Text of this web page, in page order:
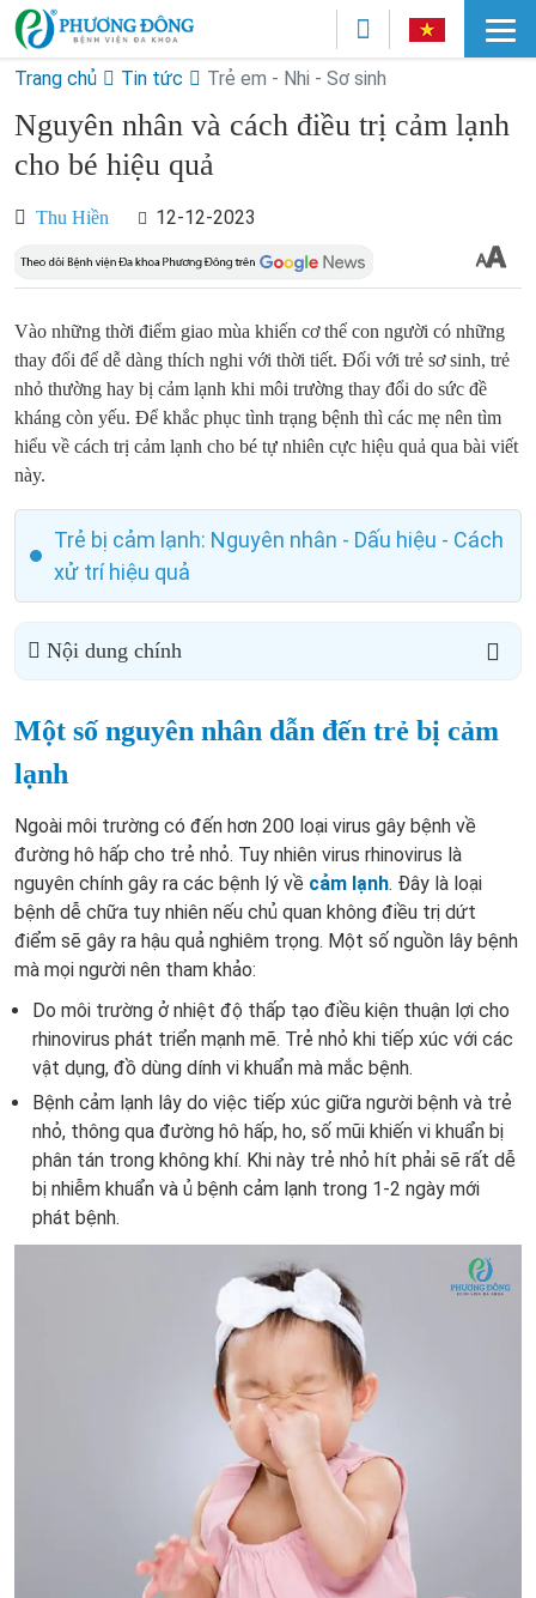
Trang chủ Tin tức Trẻ em - Nhi - Sơ sinh
Nguyên nhân và cách điều trị cảm lạnh
cho bé hiệu quả
Thu Hiền 12-12-2023
Vào những thời điểm giao mùa khiến cơ thể con người có những
thay đổi để dễ dàng thích nghi với thời tiết. Đối với trẻ sơ sinh, trẻ
nhỏ thường hay bị cảm lạnh khi môi trường thay đổi do sức đề
kháng còn yếu. Để khắc phục tình trạng bệnh thì các mẹ nên tìm
hiểu về cách trị cảm lạnh cho bé tự nhiên cực hiệu quả qua bài viết
này.
Trẻ bị cảm lạnh: Nguyên nhân - Dấu hiệu - Cách
xử trí hiệu quả
Nội dung chính
Một số nguyên nhân dẫn đến trẻ bị cảm
lạnh
Ngoài môi trường có đến hơn 200 loại virus gây bệnh về
đường hô hấp cho trẻ nhỏ. Tuy nhiên virus rhinovirus là
nguyên chính gây ra các bệnh lý về cảm lạnh. Đây là loại
bệnh dễ chữa tuy nhiên nếu chủ quan không điều trị dứt
điểm sẽ gây ra hậu quả nghiêm trọng. Một số nguồn lây bệnh
mà mọi người nên tham khảo:
Do môi trường ở nhiệt độ thấp tạo điều kiện thuận lợi cho
rhinovirus phát triển mạnh mẽ. Trẻ nhỏ khi tiếp xúc với các
vật dụng, đồ dùng dính vi khuẩn mà mắc bệnh.
Bệnh cảm lạnh lây do việc tiếp xúc giữa người bệnh và trẻ
nhỏ, thông qua đường hô hấp, ho, số mũi khiến vi khuẩn bị
phân tán trong không khí. Khi này trẻ nhỏ hít phải sẽ rất dễ
bị nhiễm khuẩn và ủ bệnh cảm lạnh trong 1-2 ngày mới
phát bệnh.